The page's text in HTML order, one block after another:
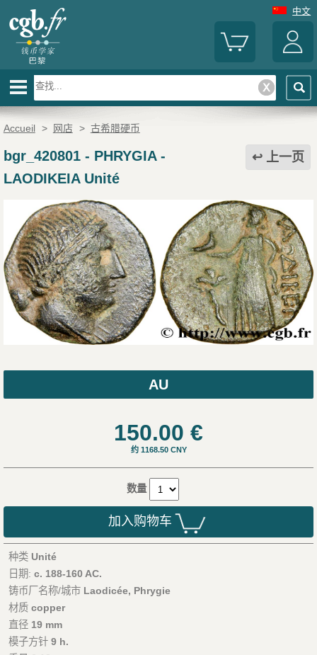
中文
Accueil > 网店 > 古希腊硬币
上一页
bgr_420801- PHRYGIA -
LAODIKEIA Unité
AU
150.00 €
约 1168.50 CNY
数量
加入购物车
种类 Unité
日期: c. 188-160 AC.
铸币厂名称/城市 Laodicée, Phrygie
材质 copper
直径 19 mm
模子方针 9 h.